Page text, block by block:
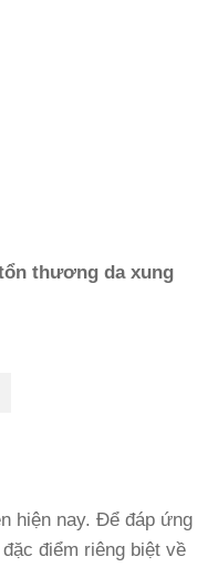
thương da xung
hiện nay. Để đáp ứng
điểm riêng biệt về